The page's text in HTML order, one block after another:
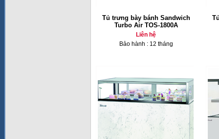
Tủ trưng bày bánh Sandwich
Turbo Air TOS-1800A
Liên hệ
Bảo hành : 12 tháng